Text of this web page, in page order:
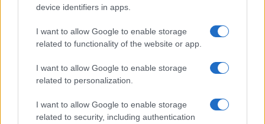
device identifiers in apps.
I want to allow Google to enable storage
related to functionality of the website or app.
I want to allow Google to enable storage
related to personalization.
I want to allow Google to enable storage
related to security, including authentication